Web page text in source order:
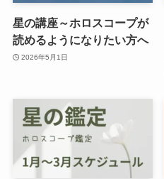
星の講座～ホロスコープが
読めるようになりたい方へ
2026年5月1日